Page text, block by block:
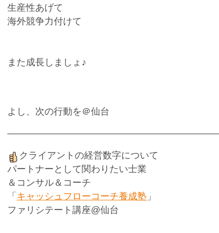
生産性あげて
海外競争力付けて
また成長しましょ♪
よし、次の行動を＠仙台
クライアントの経営数字について
パートナーとして関わりたい士業
＆コンサル＆コーチ
「キャッシュフローコーチ養成塾 」
ファリシテート講座@仙台